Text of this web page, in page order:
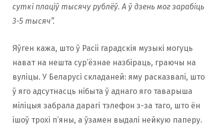
суткі плаціў тысячу рублёў. А ў дзень мог зарабіць
3-5 тысяч”.
Яўген кажа, што ў Расіі гарадскія музыкі могуць
нават на нешта сур’ёзнае назбіраць, граючы на
вуліцы. У Беларусі складаней: яму расказвалі, што
ў яго адсутнасць нібыта ў аднаго яго таварыша
міліцыя забрала дарагі тэлефон з-за таго, што ён
ішоў трохі п’яны, а ўзамен выдалі нейкую паперу.